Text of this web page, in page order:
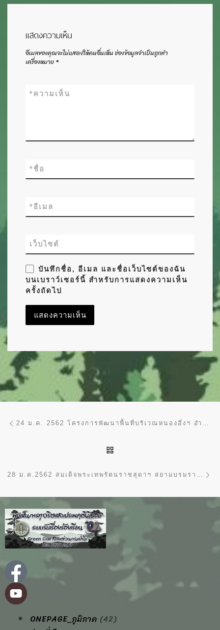
แสดงความเห็น
อีเมลของคุณจะไม่แสดงให้คนอื่นเห็นช่องข้อมูลจำเป็นถูกทำ
เครื่องหมาย*
ความเห็น
*
ชื่อ
*
อีเมล
*
เว็บไซต์
บันทึกชื่อ, อีเมล และชื่อเว็บไซต์ของฉัน
บนเบราว์เซอร์นี้ สำหรับการแสดงความเห็น
ครั้งถัดไป
การนำทางของเรื่อง 24 ม.ค. 2562 โครงการพัฒนาพื้นที่บริเวณหนองอึ่งฯ อำนวยการศึกษาดูงานให้กับคณะครู และนักเรียน ตามโครงการส่งเสริมหมู่บ้านวัฒนธรรมสู่การท่องเที่ยวจังหวัดยโสธร
28 ม.ค.2562 สมเด็จพระเทพรัตนราชสุดาฯ สยามบรมราชกุมารี เสด็จพระราชดำเนินมาทรงปฏิบัติพระราชกรณียกิจ ณ โครงการอุทยานธรรมชาติวิทยาอันเนื่องมาจากพระราชดำริ อำเภอสวนผึ้ง จังหวัดราชบุรี
ONEPAGE_ภูมิภาค (42)